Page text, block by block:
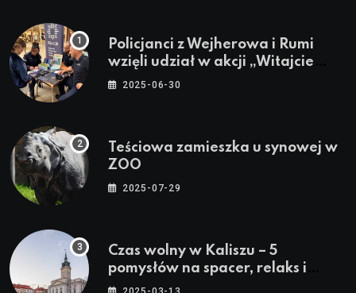
Policjanci z Wejherowa i Rumi
wzięli udział w akcji „Witajcie
Wakacje”
2025-06-30
Teściowa zamieszka u synowej w
ZOO
2025-07-29
Czas wolny w Kaliszu – 5
pomysłów na spacer, relaks i
rodzinne atrakcje